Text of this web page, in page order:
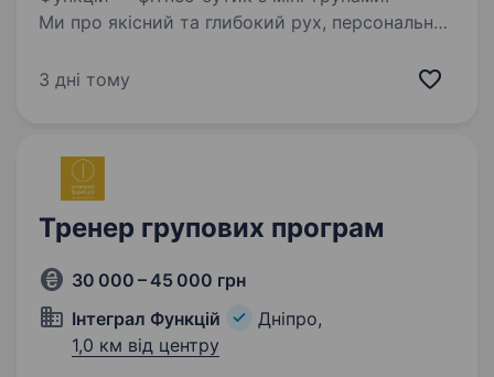
Ми про якісний та глибокий рух, персональну
Розташовані у центрі міста. Власний
3 дні тому
Тренер групових програм
30 000 – 45 000 грн
Інтеграл Функцій
Дніпро,
1,0 км від центру